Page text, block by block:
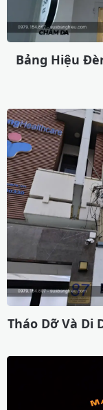
Bảng Hiệu
Tháo Dỡ Và Di